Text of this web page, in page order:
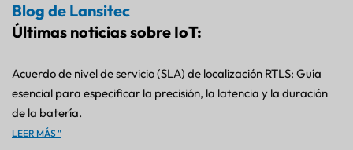
Blog de Lansitec
Últimas noticias sobre IoT:
Acuerdo de nivel de servicio (SLA) de localización RTLS: Guía
esencial para especificar la precisión, la latencia y la duración
de la batería.
LEER MÁS "